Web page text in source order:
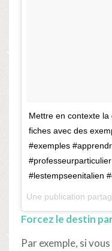
Mettre en contexte
fiches avec des
#exemples
#lestempseenitalien
Une publication
Forcez le destin
Par exemple, si vous